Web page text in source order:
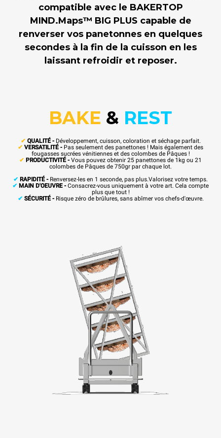
compatible avec le BAKERTOP
MIND.Maps™ BIG PLUS capable de
renverser vos panetonnes en quelques
secondes à la fin de la cuisson en les
laissant refroidir et reposer.
BAKE & REST
✔ QUALITÉ - Développement, cuisson, coloration et séchage parfait.
✔ VERSATILITÉ - Pas seulement des panettones ! Mais également des
fougasses sucrées vénitiennes et des colombes de Pâques !
✔ PRODUCTIVITÉ - Vous pouvez obtenir 25 panettones de 1kg ou 21
colombes de Pâques de 750gr par chaque lot.
✔ RAPIDITÉ - Renversez-les en 1 seconde, pas plus.Valorisez votre temps.
✔ MAIN D'OEUVRE - Consacrez-vous uniquement à votre art. Cela compte
plus que tout !
✔ SÉCURITÉ - Risque zéro de brûlures, sans abîmer vos chefs-d'œuvre.